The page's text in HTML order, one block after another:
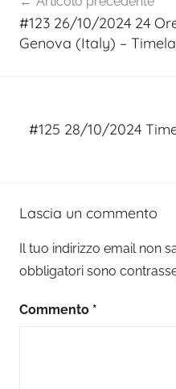
articoli
#123 26/10/2024 24
Genova (Italy) –
#125 28/10/2024
Lascia un commento
Il tuo indirizzo email non
obbligatori sono
Commento *